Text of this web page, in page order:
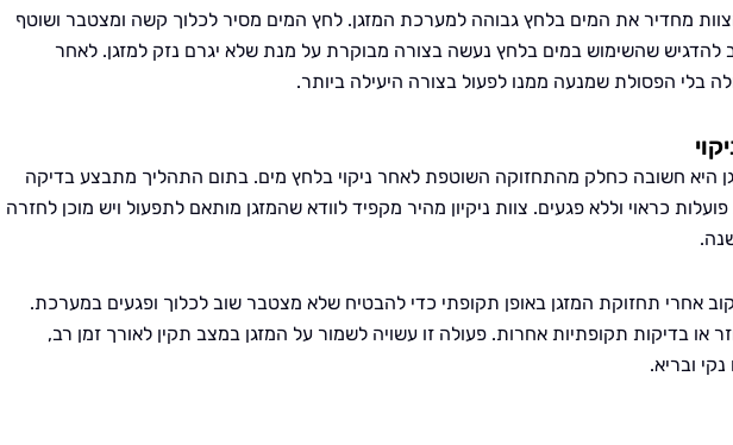
מחדיר את המים בלחץ גבוהה למערכת המזגן. לחץ המים מסיר לכלוך קשה ומצטבר ושוטף
להדגיש שהשימוש במים בלחץ נעשה בצורה מבוקרת על מנת שלא יגרם נזק למזגן. לאחר
בלי הפסולת שמנעה ממנו לפעול בצורה היעילה ביותר.
היא חשובה כחלק מהתחזוקה השוטפת לאחר ניקוי בלחץ מים. בתום התהליך מתבצע בדיקה
כראוי וללא פגעים. צוות ניקיון מהיר מקפיד לוודא שהמזגן מותאם לתפעול ויש מוכן לחזרה
אחרי תחזוקת המזגן באופן תקופתי כדי להבטיח שלא מצטבר שוב לכלוך ופגעים במערכת.
או בדיקות תקופתיות אחרות. פעולה זו עשויה לשמור על המזגן במצב תקין לאורך זמן רב,
ובריא.